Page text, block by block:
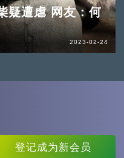
疑遭虐 网友：何
2023-02-24
登记成为新会员